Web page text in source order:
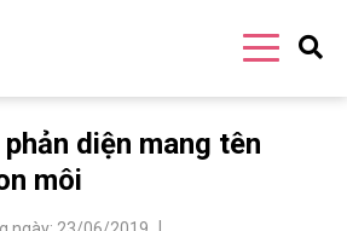
diện mang tên
môi